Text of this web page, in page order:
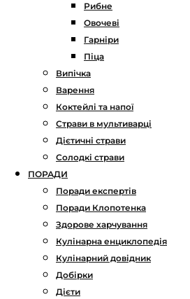
Рибне
Овочеві
Гарніри
Піца
Випічка
Варення
Коктейлі та напої
Страви в мультиварці
Дієтичні страви
Солодкі страви
ПОРАДИ
Поради експертів
Поради Клопотенка
Здорове харчування
Кулінарна енциклопедія
Кулінарний довідник
Добірки
Дієти